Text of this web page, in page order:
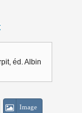
éd. Albin
Image